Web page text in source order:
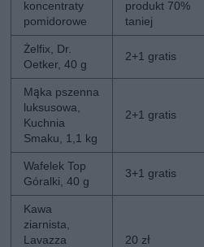
koncentraty
pomidorowe
produkt 70%
taniej
Żelfix, Dr.
Oetker, 40 g
2+1 gratis
Mąka pszenna
luksusowa,
Kuchnia
Smaku, 1,1 kg
2+1 gratis
Wafelek Top
Góralki, 40 g
3+1 gratis
Kawa
ziarnista,
Lavazza
20 zł